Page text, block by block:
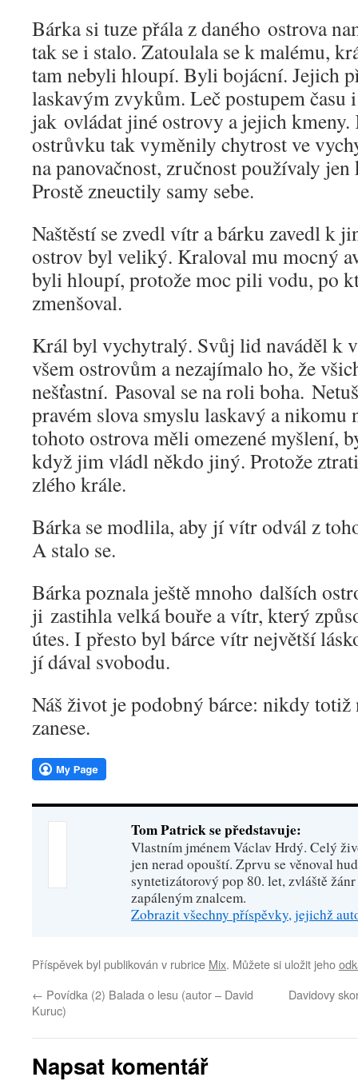
Bárka si tuze přála z daného ostrova
tak se i stalo. Zatoulala se k malému,
tam nebyli hloupí. Byli bojácní. Jejich
laskavým zvykům. Leč postupem
jak ovládat jiné ostrovy a jejich kmeny.
ostrůvku tak vyměnily chytrost ve
na panovačnost, zručnost používaly jen
Prostě zneuctily samy sebe.
Naštěstí se zvedl vítr a bárku zavedl k
ostrov byl veliký. Kraloval mu mocný
byli hloupí, protože moc pili vodu, po
zmenšoval.
Král byl vychytralý. Svůj lid naváděl k
všem ostrovům a nezajímalo ho, že
nešťastní. Pasoval se na roli boha.
pravém slova smyslu laskavý a nikomu
tohoto ostrova měli omezené myšlení,
když jim vládl někdo jiný. Protože
zlého krále.
Bárka se modlila, aby jí vítr odvál z
A stalo se.
Bárka poznala ještě mnoho dalších
ji zastihla velká bouře a vítr, který
útes. I přesto byl bárce vítr největší
jí dával svobodu.
Náš život je podobný bárce: nikdy totiž
zanese.
Tom Patrick se představuje:
Vlastním jménem Václav Hrdý. Celý
jen nerad opouští. Zprvu se věnoval
syntetizátorový pop 80. let, zvláště
zapáleným znalcem.
Zobrazit všechny příspěvky, jejichž
Příspěvek byl publikován v rubrice Mix. Můžete si uložit jeho
← Povídka (2) Balada o lesu (autor – David
Kuruc)
Davidovy
Napsat komentář